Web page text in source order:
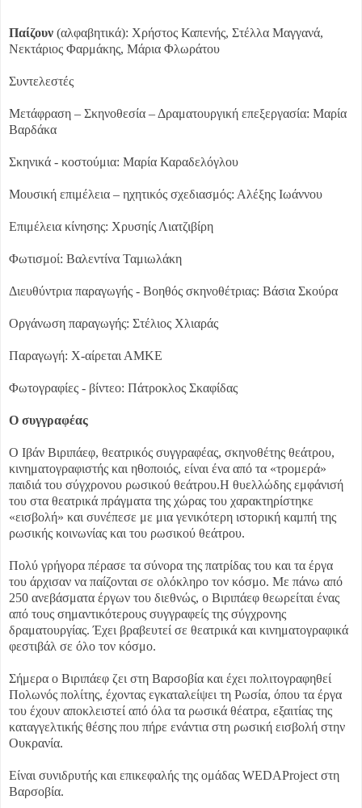
Παίζουν (αλφαβητικά): Χρήστος Καπενής, Στέλλα Μαγγανά,
Νεκτάριος Φαρμάκης, Μάρια Φλωράτου
Συντελεστές
Μετάφραση – Σκηνοθεσία – Δραματουργική επεξεργασία: Μαρία
Βαρδάκα
Σκηνικά - κοστούμια: Μαρία Καραδελόγλου
Μουσική επιμέλεια – ηχητικός σχεδιασμός: Αλέξης Ιωάννου
Επιμέλεια κίνησης: Χρυσηίς Λιατζιβίρη
Φωτισμοί: Βαλεντίνα Ταμιωλάκη
Διευθύντρια παραγωγής - Βοηθός σκηνοθέτριας: Βάσια Σκούρα
Οργάνωση παραγωγής: Στέλιος Χλιαράς
Παραγωγή: Χ-αίρεται ΑΜΚΕ
Φωτογραφίες - βίντεο: Πάτροκλος Σκαφίδας
Ο συγγραφέας
Ο Ιβάν Βιριπάεφ, θεατρικός συγγραφέας, σκηνοθέτης θεάτρου,
κινηματογραφιστής και ηθοποιός, είναι ένα από τα «τρομερά»
παιδιά του σύγχρονου ρωσικού θεάτρου.Η θυελλώδης εμφάνισή
του στα θεατρικά πράγματα της χώρας του χαρακτηρίστηκε
«εισβολή» και συνέπεσε με μια γενικότερη ιστορική καμπή της
ρωσικής κοινωνίας και του ρωσικού θεάτρου.
Πολύ γρήγορα πέρασε τα σύνορα της πατρίδας του και τα έργα
του άρχισαν να παίζονται σε ολόκληρο τον κόσμο. Με πάνω από
250 ανεβάσματα έργων του διεθνώς, ο Βιριπάεφ θεωρείται ένας
από τους σημαντικότερους συγγραφείς της σύγχρονης
δραματουργίας. Έχει βραβευτεί σε θεατρικά και κινηματογραφικά
φεστιβάλ σε όλο τον κόσμο.
Σήμερα ο Βιριπάεφ ζει στη Βαρσοβία και έχει πολιτογραφηθεί
Πολωνός πολίτης, έχοντας εγκαταλείψει τη Ρωσία, όπου τα έργα
του έχουν αποκλειστεί από όλα τα ρωσικά θέατρα, εξαιτίας της
καταγγελτικής θέσης που πήρε ενάντια στη ρωσική εισβολή στην
Ουκρανία.
Είναι συνιδρυτής και επικεφαλής της ομάδας WEDAProject στη
Βαρσοβία.